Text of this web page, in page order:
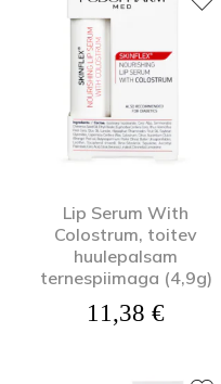
Lip Serum With
Colostrum, toitev
huulepalsam
ternespiimaga (4,9g)
11,38 €